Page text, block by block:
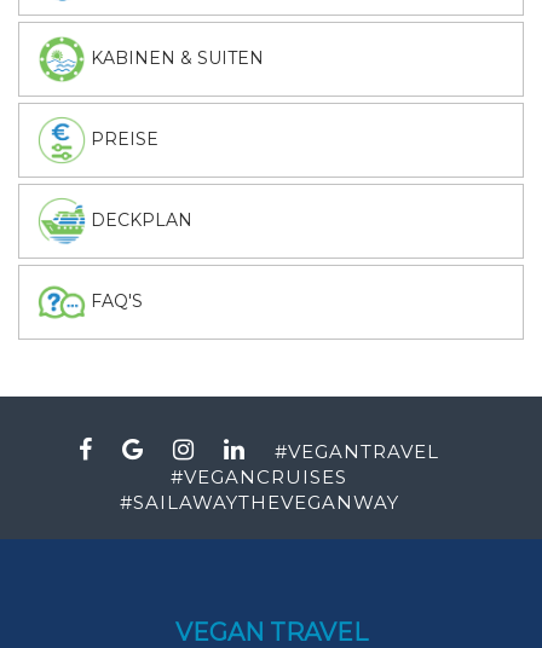
KABINEN & SUITEN
PREISE
DECKPLAN
FAQ'S
#VEGANTRAVEL
#VEGANCRUISES
#SAILAWAYTHEVEGANWAY
VEGAN TRAVEL